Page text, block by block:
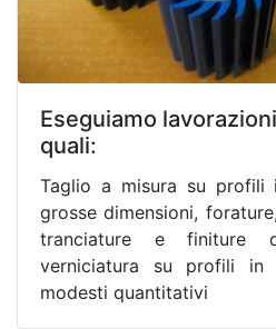
Eseguiamo
quali:
Taglio a misura su profili
grosse dimensioni,
tranciature e finiture
verniciatura su profili in
modesti quantitativi